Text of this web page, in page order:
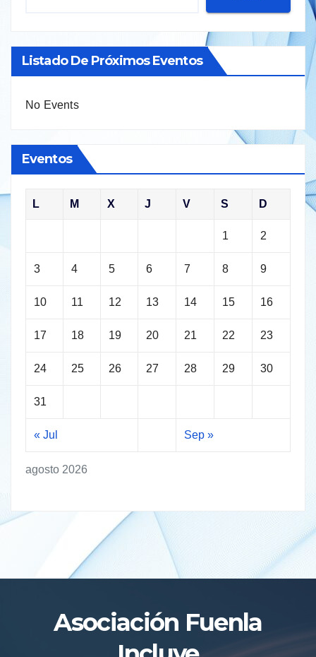
Listado De Próximos Eventos
No Events
Eventos
agosto 2026
L M X J V S D
1 2
3 4 5 6 7 8 9
10 11 12 13 14 15 16
17 18 19 20 21 22 23
24 25 26 27 28 29 30
31
« Jul Sep »
Asociación Fuenla